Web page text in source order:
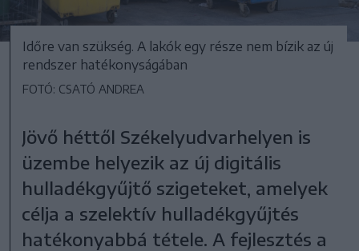
Időre van szükség. A lakók egy része nem bízik az új
rendszer hatékonyságában
FOTÓ: CSATÓ ANDREA
Jövő héttől Székelyudvarhelyen is
üzembe helyezik az új digitális
hulladékgyűjtő szigeteket, amelyek
célja a szelektív hulladékgyűjtés
hatékonyabbá tétele. A fejlesztés a